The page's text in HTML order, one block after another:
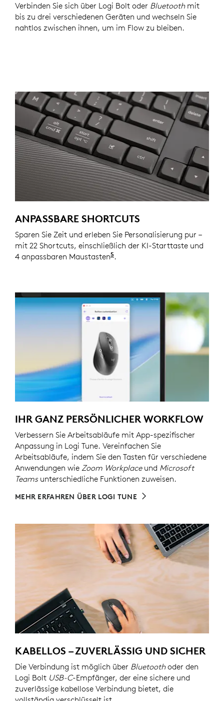
Verbinden Sie sich über Logi Bolt oder Bluetoothmit
bis zu drei verschiedenen Geräten und wechseln Sie
nahtlos zwischen ihnen, um im Flow zu bleiben.
ANPASSBARE SHORTCUTS
Sparen Sie Zeit und erleben Sie Personalisierung pur –
mit 22 Shortcuts, einschließlich der KI-Starttaste und
4 anpassbaren Maustasten5 Die Anpassung des
.
IHR GANZ PERSÖNLICHER WORKFLOW
Verbessern Sie Arbeitsabläufe mit App-spezifischer
Anpassung in Logi Tune. Vereinfachen Sie
Arbeitsabläufe, indem Sie den Tasten für verschiedene
Anwendungen wie Zoom Workplaceund Microsoft
Teamsunterschiedliche Funktionen zuweisen.
MEHR ERFAHREN ÜBER LOGI TUNE
KABELLOS – ZUVERLÄSSIG UND SICHER
Die Verbindung ist möglich über Bluetoothoder den
Logi Bolt USB-C-Empfänger, der eine sichere und
zuverlässige kabellose Verbindung bietet, die